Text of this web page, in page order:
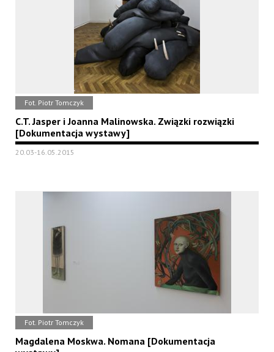
Fot. Piotr Tomczyk
C.T. Jasper i Joanna Malinowska. Związki rozwiązki
[Dokumentacja wystawy]
20.03-16.05.2015
Fot. Piotr Tomczyk
Magdalena Moskwa. Nomana [Dokumentacja